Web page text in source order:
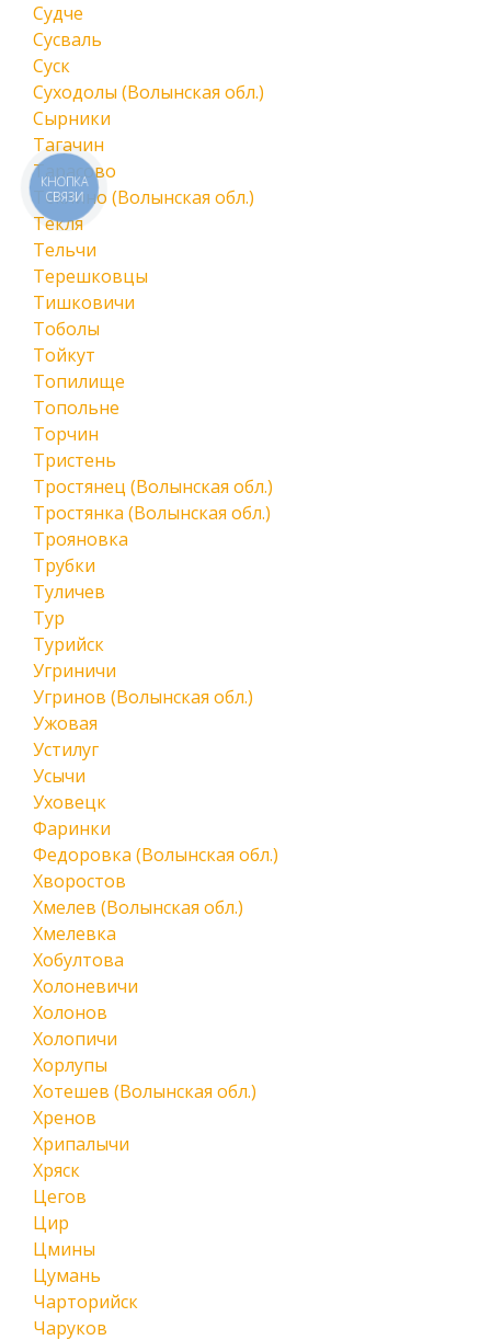
Судче
Сусваль
Суск
Суходолы (Волынская обл.)
Сырники
Тагачин
Тарасово
Теклино (Волынская обл.)
Текля
Тельчи
Терешковцы
Тишковичи
Тоболы
Тойкут
Топилище
Топольне
Торчин
Тристень
Тростянец (Волынская обл.)
Тростянка (Волынская обл.)
Трояновка
Трубки
Туличев
Тур
Турийск
Угриничи
Угринов (Волынская обл.)
Ужовая
Устилуг
Усычи
Уховецк
Фаринки
Федоровка (Волынская обл.)
Хворостов
Хмелев (Волынская обл.)
Хмелевка
Хобултова
Холоневичи
Холонов
Холопичи
Хорлупы
Хотешев (Волынская обл.)
Хренов
Хрипалычи
Хряск
Цегов
Цир
Цмины
Цумань
Чарторийск
Чаруков
КНОПКА
СВЯЗИ